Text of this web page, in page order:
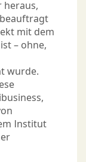
heraus,
mit dem
– ohne,
wurde.
Institut